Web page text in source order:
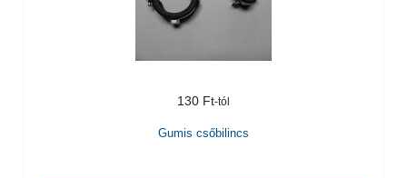
130 Ft
Gumis csőbilincs